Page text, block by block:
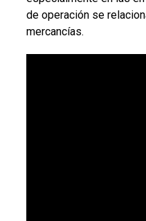
de operación se
mercancías.